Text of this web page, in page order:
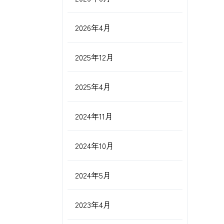
2026年4月
2025年12月
2025年4月
2024年11月
2024年10月
2024年5月
2023年4月